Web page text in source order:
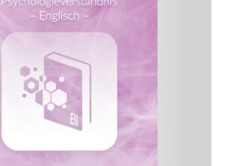
Psychologieverständnis
(englisch)